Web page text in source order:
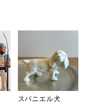
スパニエル犬